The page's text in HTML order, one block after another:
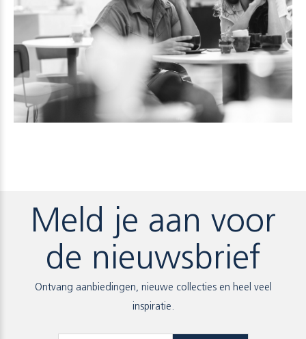
Meld je aan voor
de nieuwsbrief
Ontvang aanbiedingen, nieuwe collecties en heel veel
inspiratie.